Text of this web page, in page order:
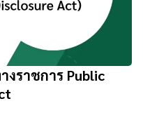
งราชการ Public